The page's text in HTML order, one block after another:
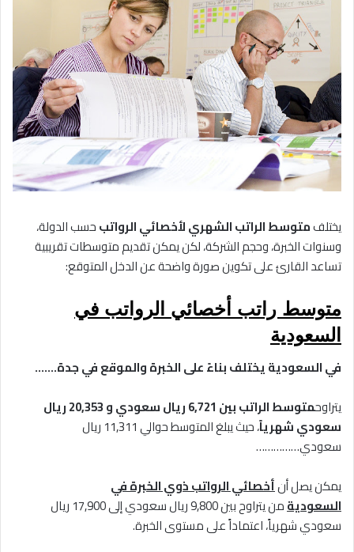
يختلفمتوسط الراتب الشهري لأخصائي الرواتبحسب الدولة،
وسنوات الخبرة، وحجم الشركة، لكن يمكن تقديم متوسطات تقريبية
تساعد القارئ على تكوين صورة واضحة عن الدخل المتوقع:
متوسط راتب أخصائي الرواتب في
السعودية
في السعودية يختلف بناءً على الخبرة والموقعفي جدة…….
يتراوح
متوسط الراتب بين 6,721 ريال سعودي و 20,353 ريال
سعودي شهرياً
، حيث يبلغ المتوسط حوالي 11,311 ريال
سعودي……………
يمكن يصل أنأخصائي الرواتب ذوي الخبرة في
السعوديةمن
يتراوح بين 9,800 ريال سعودي إلى 17,900 ريال
سعودي شهرياً، اعتماداً على مستوى الخبرة.